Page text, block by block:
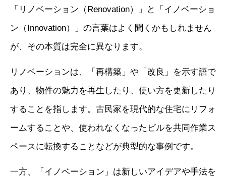
「リノベーション（Renovation）」と「イノベーショ
ン（Innovation）」の言葉はよく聞くかもしれません
が、その本質は完全に異なります。
リノベーションは、「再構築」や「改良」を示す語で
あり、物件の魅力を再生したり、使い方を更新したり
することを指します。古民家を現代的な住宅にリフォ
ームすることや、使われなくなったビルを共同作業ス
ペースに転換することなどが典型的な事例です。
一方、「イノベーション」は新しいアイデアや手法を